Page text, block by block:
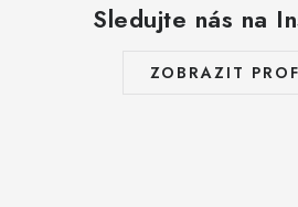
Sledujte nás na
ZOBRAZIT